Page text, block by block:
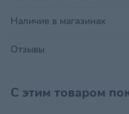
Тип питомца
Условия хранения
Наличие в магазинах
Отзывы
С этим товаром